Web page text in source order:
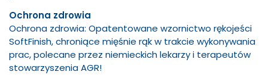
Ochrona zdrowia
Ochrona zdrowia: Opatentowane wzornictwo rękojeści
SoftFinish, chroniące mięśnie rąk w trakcie wykonywania
prac, polecane przez niemieckich lekarzy i terapeutów
stowarzyszenia AGR!